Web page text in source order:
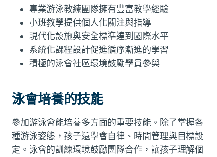
專業游泳教練團隊擁有豐富教學經驗
小班教學提供個人化關注與指導
現代化設施與安全標準達到國際水平
系統化課程設計促進循序漸進的學習
積極的泳會社區環境鼓勵學員參與
泳會培養的技能
參加游泳會能培養多方面的重要技能。除了掌握各
種游泳姿態，孩子還學會自律、時間管理與目標設
定。泳會的訓練環境鼓勵團隊合作，讓孩子理解個